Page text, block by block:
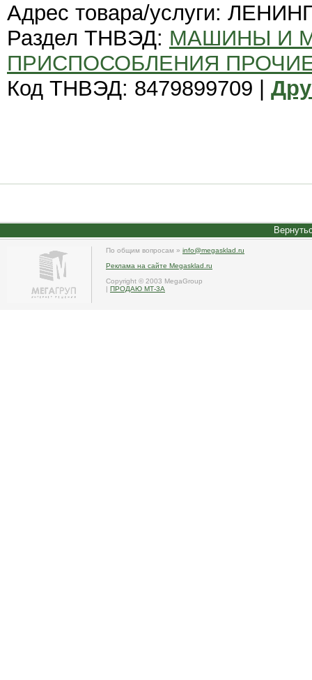
Адрес товара/услуги:
Раздел ТНВЭД: МАШИНЫ И
ПРИСПОСОБЛЕНИЯ
Код ТНВЭД: 8479899709 |
По общим вопросам » info@megasklad.ru
Реклама на сайте Megasklad.ru
Copyright © 2003 MegaGroup
| ПРОДАЮ МТ-3А